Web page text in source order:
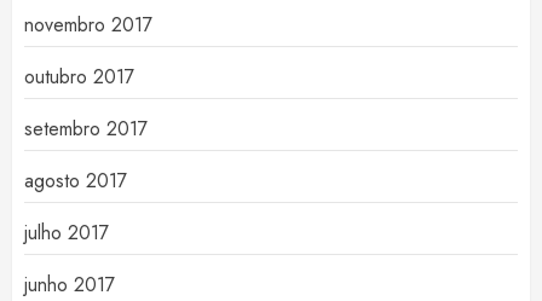
novembro 2017
outubro 2017
setembro 2017
agosto 2017
julho 2017
junho 2017